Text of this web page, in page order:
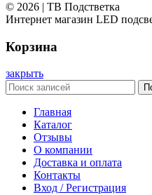
© 2026 | ТВ Подстветка
Интернет магазин LED
Корзина
закрыть
Главная
Каталог
Отзывы
О компании
Доставка и оплата
Контакты
Вход / Регистрация